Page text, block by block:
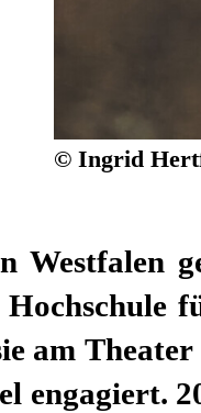
© Ingrid
Westfalen
am
engagiert.
Lisa
Anselm